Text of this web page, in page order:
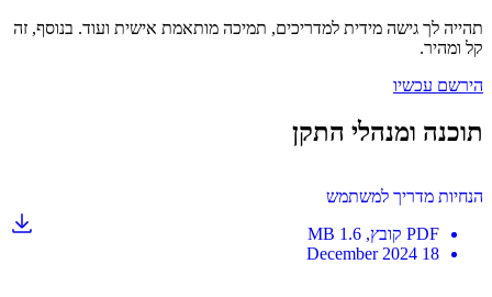
לך גישה מידית למדריכים, תמיכה מותאמת אישית ועוד. בנוסף, זה
עכשיו
ומנהלי התקן
מדריך למשתמש
PDF
קובץ , 1.6 MB